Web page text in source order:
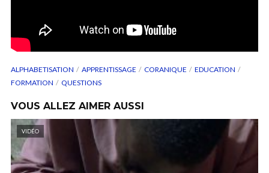
ALPHABETISATION APPRENTISSAGE CORANIQUE
EDUCATION
FORMATION
QUESTIONS
VOUS ALLEZ AIMER AUSSI
VIDÉO